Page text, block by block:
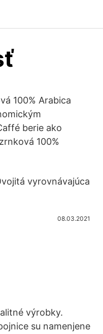
100% Arabica
berie ako
100%
vyrovnávajúca
08.03.2021
výrobky.
su namenjene